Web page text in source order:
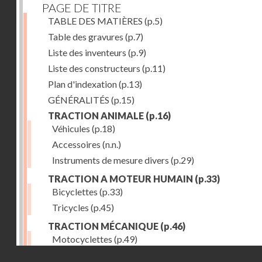
PAGE DE TITRE
TABLE DES MATIÈRES (p.5)
Table des gravures (p.7)
Liste des inventeurs (p.9)
Liste des constructeurs (p.11)
Plan d'indexation(p.13)
GÉNÉRALITÉS (p.15)
TRACTION ANIMALE (p.16)
Véhicules (p.18)
Accessoires (n.n.)
Instruments de mesure divers (p.29)
TRACTION A MOTEUR HUMAIN (p.33)
Bicyclettes (p.33)
Tricycles (p.45)
TRACTION MÉCANIQUE (p.46)
Motocyclettes (p.49)